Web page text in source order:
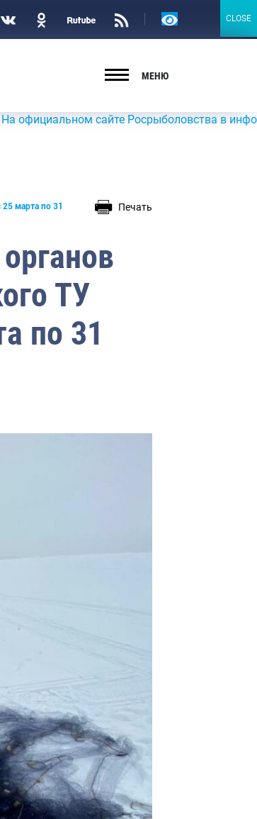
Версия
МЕНЮ
сайте Росрыболовства в
марта по 31
Печать
ТУ
по 31
CLOSE
CLOSE